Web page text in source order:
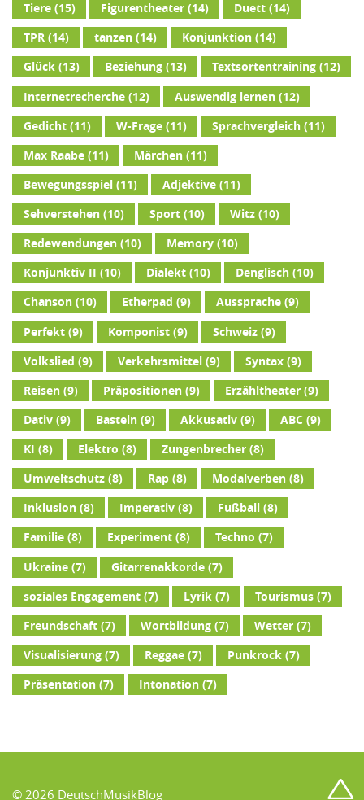
Tiere(15) Figurentheater(14) Duett(14)
TPR(14) tanzen(14) Konjunktion(14)
Glück(13) Beziehung(13) Textsortentraining(12)
Internetrecherche(12) Auswendig lernen(12)
Gedicht(11) W-Frage(11) Sprachvergleich(11)
Max Raabe(11) Märchen(11)
Bewegungsspiel(11) Adjektive(11)
Sehverstehen(10) Sport(10) Witz(10)
Redewendungen(10) Memory(10)
Konjunktiv II (10) Dialekt(10) Denglisch(10)
Chanson(10) Etherpad (9) Aussprache(9)
Perfekt(9) Komponist(9) Schweiz(9)
Volkslied (9) Verkehrsmittel(9) Syntax(9)
Reisen(9) Präpositionen(9) Erzähltheater(9)
Dativ(9) Basteln(9) Akkusativ(9) ABC (9)
KI (8) Elektro (8) Zungenbrecher(8)
Umweltschutz(8) Rap(8) Modalverben(8)
Inklusion(8) Imperativ(8) Fußball (8)
Familie(8) Experiment(8) Techno (7)
Ukraine(7) Gitarrenakkorde(7)
soziales Engagement(7) Lyrik(7) Tourismus(7)
Freundschaft(7) Wortbildung(7) Wetter(7)
Visualisierung(7) Reggae(7) Punkrock(7)
Präsentation(7) Intonation(7)
© 2026 DeutschMusikBlog